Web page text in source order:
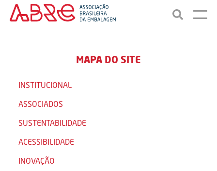
MAPA DO SITE
INSTITUCIONAL
ASSOCIADOS
SUSTENTABILIDADE
ACESSIBILIDADE
INOVAÇÃO